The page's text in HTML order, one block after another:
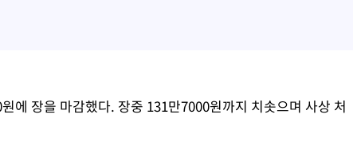
에 장을 마감했다. 장중 131만7000원까지 치솟으며 사상 처